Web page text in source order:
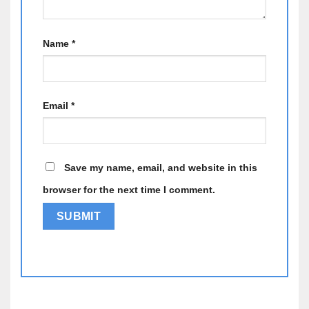
Màn hình
Dell Latitude E5570 được trang bị màn hình 15.6 inch
1920×1080, mang lại hình ảnh sắc nét, màu sắc hài
Name *
Email *
Save my name, email, and website in this
browser for the next time I comment.